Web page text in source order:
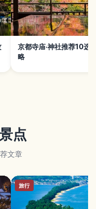
京都寺庙·神社推荐10选
略
点
文章
旅行